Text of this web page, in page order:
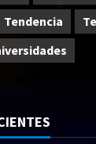
Tendencia